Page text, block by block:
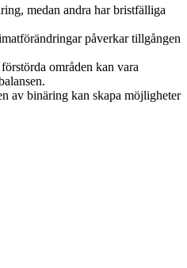
medan andra har bristfälliga
påverkar tillgången
områden kan vara
av binäring kan skapa möjligheter